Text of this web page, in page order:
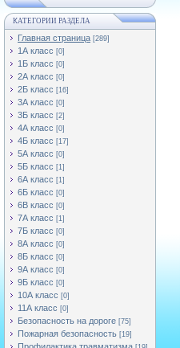
КАТЕГОРИИ РАЗДЕЛА
Главная страница [289]
1А класс [0]
1Б класс [0]
2А класс [0]
2Б класс [16]
3А класс [0]
3Б класс [2]
4А класс [0]
4Б класс [17]
5А класс [0]
5Б класс [1]
6А класс [1]
6Б класс [0]
6В класс [0]
7А класс [1]
7Б класс [0]
8А класс [0]
8Б класс [0]
9А класс [0]
9Б класс [0]
10А класс [0]
11А класс [0]
Безопасность на дороге [75]
Пожарная безопасность [19]